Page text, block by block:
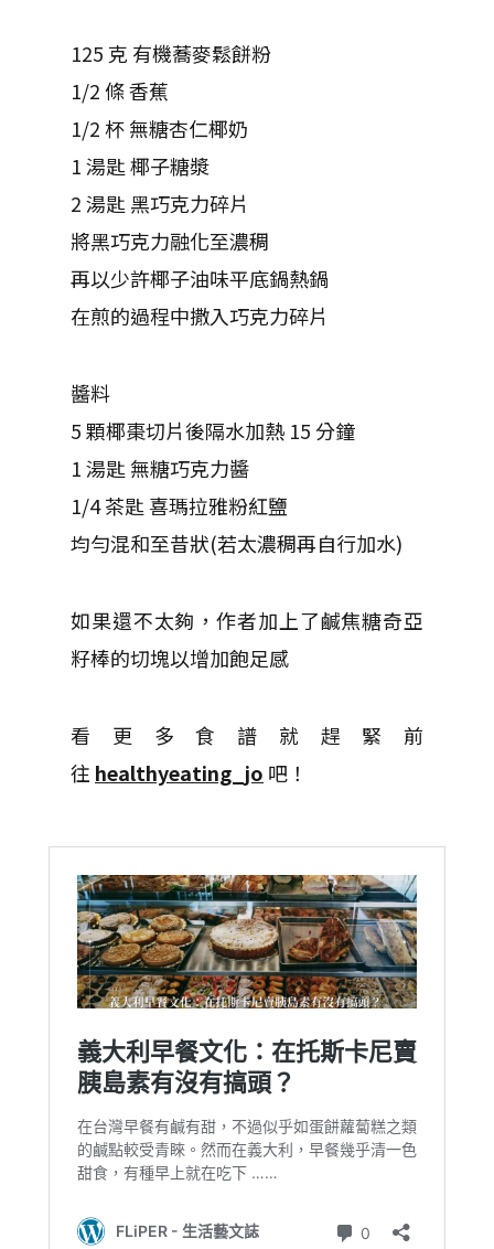
125 克 有機蕎麥鬆餅粉
1/2 條 香蕉
1/2 杯 無糖杏仁椰奶
1 湯匙 椰子糖漿
2 湯匙 黑巧克力碎片
將黑巧克力融化至濃稠
再以少許椰子油味平底鍋熱鍋
在煎的過程中撒入巧克力碎片
醬料
5 顆椰棗切片後隔水加熱 15 分鐘
1 湯匙 無糖巧克力醬
1/4 茶匙 喜瑪拉雅粉紅鹽
均勻混和至昔狀(若太濃稠再自行加水)
如果還不太夠，作者加上了鹹焦糖奇亞
籽棒的切塊以增加飽足感
看更多食譜就趕緊前
往 healthyeating_jo 吧！